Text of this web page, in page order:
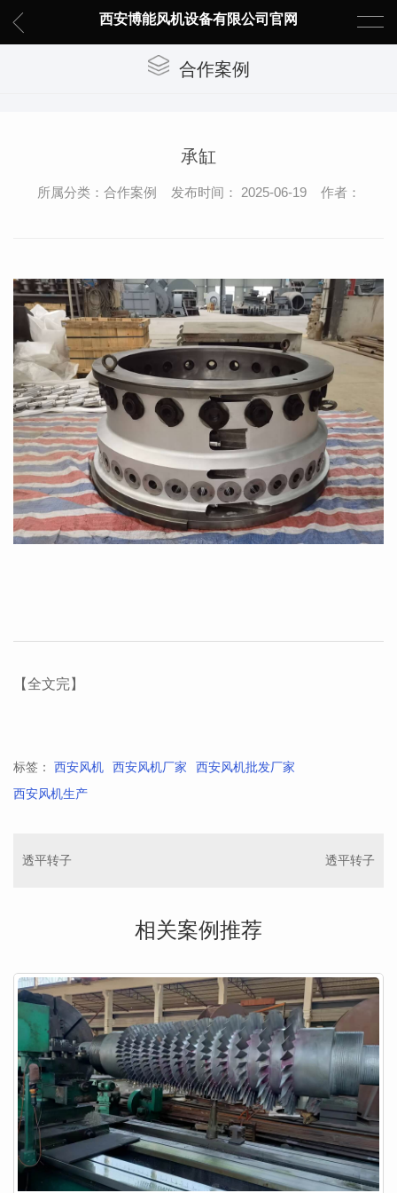
西安博能风机设备有限公司官网
合作案例
承缸
所属分类：合作案例 发布时间： 2025-06-19 作者：
【全文完】
标签： 西安风机 西安风机厂家
西安风机批发厂家
西安风机生产
透平转子 透平转子
相关案例推荐